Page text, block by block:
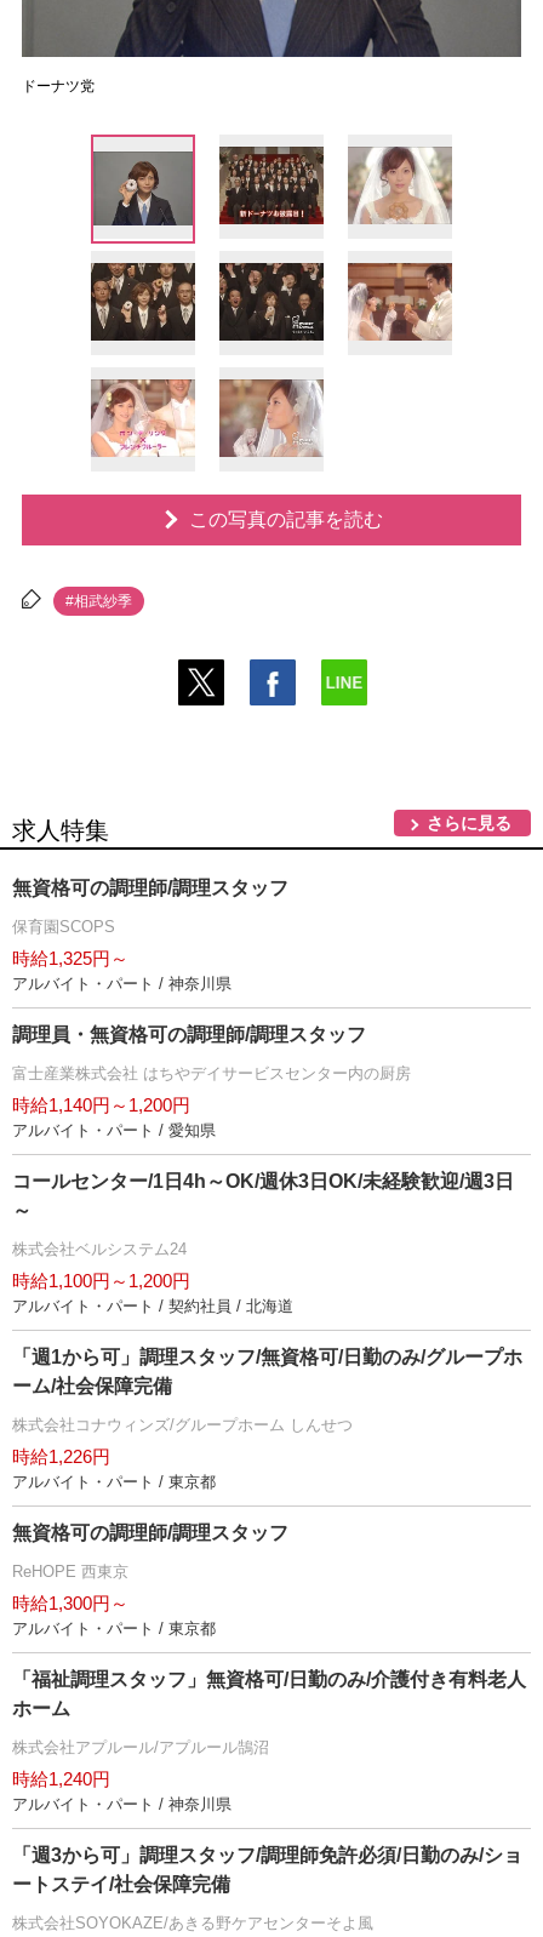
ドーナツ党
この写真の記事を読む
#相武紗季
求人特集 さらに見る
無資格可の調理師/調理スタッフ
保育園SCOPS
時給1,325円～
アルバイト・パート / 神奈川県
調理員・無資格可の調理師/調理スタッフ
富士産業株式会社 はちやデイサービスセンター内の厨房
時給1,140円～1,200円
アルバイト・パート / 愛知県
コールセンター/1日4h～OK/週休3日OK/未経験歓迎/週3日
～
株式会社ベルシステム24
時給1,100円～1,200円
アルバイト・パート / 契約社員 / 北海道
「週1から可」調理スタッフ/無資格可/日勤のみ/グループホ
ーム/社会保障完備
株式会社コナウィンズ/グループホーム しんせつ
時給1,226円
アルバイト・パート / 東京都
無資格可の調理師/調理スタッフ
ReHOPE 西東京
時給1,300円～
アルバイト・パート / 東京都
「福祉調理スタッフ」無資格可/日勤のみ/介護付き有料老人
ホーム
株式会社アプルール/アプルール鵠沼
時給1,240円
アルバイト・パート / 神奈川県
「週3から可」調理スタッフ/調理師免許必須/日勤のみ/ショ
ートステイ/社会保障完備
株式会社SOYOKAZE/あきる野ケアセンターそよ風